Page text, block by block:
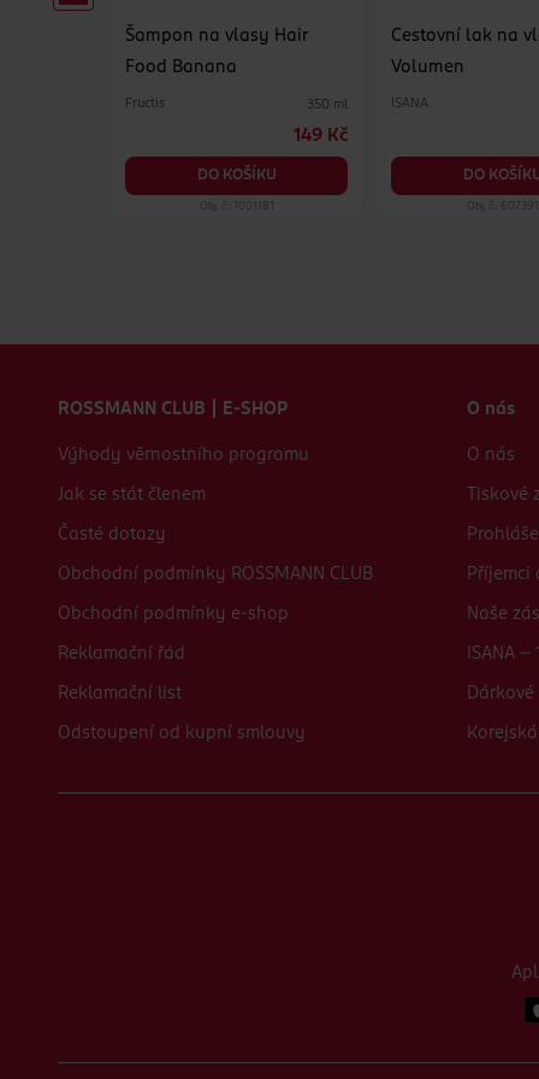
Šampon na vlasy Hair
Food Banana
Fructis 350 ml
149 Kč
DO KOŠÍKU
Obj. č.: 1001181
Cestovní lak na
Volumen
ISANA
DO
Obj. č.: 607391
ROSSMANN CLUB | E-SHOP
Výhody věrnostního programu
Jak se stát členem
Časté dotazy
Obchodní podmínky ROSSMANN CLUB
Obchodní podmínky e-shop
Reklamační řád
Reklamační list
Odstoupení od kupní smlouvy
O nás
O nás
Tiskové
Příjemci
Naše
ISANA